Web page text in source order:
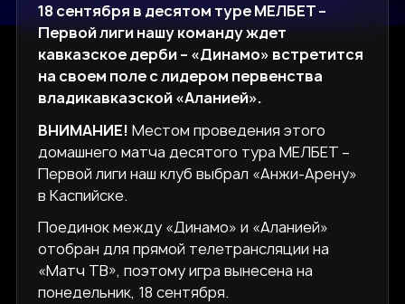
18 сентября в десятом туре МЕЛБЕТ –
Первой лиги нашу команду ждет
кавказское дерби – «Динамо» встретится
на своем поле с лидером первенства
владикавказской «Аланией».
ВНИМАНИЕ! Местом проведения этого
домашнего матча десятого тура МЕЛБЕТ –
Первой лиги наш клуб выбрал «Анжи-Арену»
в Каспийске.
Поединок между «Динамо» и «Аланией»
отобран для прямой телетрансляции на
«Матч ТВ», поэтому игра вынесена на
понедельник, 18 сентября.